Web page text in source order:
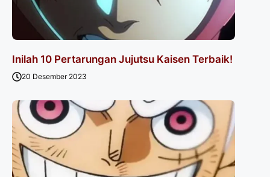
Inilah 10 Pertarungan Jujutsu Kaisen Terbaik!
20 Desember 2023